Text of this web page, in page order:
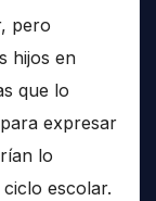
pero
hijos en
que lo
expresar
lo
escolar.